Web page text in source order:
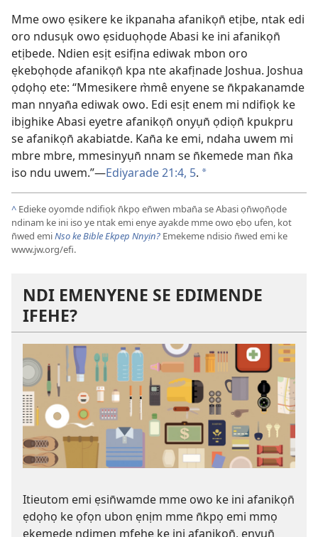
Mme owo ẹsikere ke ikpanaha afanikọn̄ etịbe, ntak edi
oro ndusụk owo ẹsiduọhọde Abasi ke ini afanikọn̄
etịbede. Ndien esịt esifịna ediwak mbon oro
ẹkebọhọde afanikọn̄ kpa nte akafịnade Joshua. Joshua
ọdọhọ ete: “Mmesikere m̀mê enyene se n̄kpakanamde
man nnyan̄a ediwak owo. Edi esịt enem mi ndifiọk ke
ibịghike Abasi eyetre afanikọn̄ onyụn̄ ọdiọn̄ kpukpru
se afanikọn̄ akabiatde. Kan̄a ke emi, ndaha uwem mi
mbre mbre, mmesinyụn̄ nnam se n̄kemede man n̄ka
iso ndu uwem.”​—Ediyarade 21:​4, 5. *
^ Edieke oyomde ndifiọk n̄kpọ en̄wen mban̄a se Abasi ọn̄wọn̄ọde
ndinam ke ini iso ye ntak emi enye ayakde mme owo ẹbọ ufen, kot
n̄wed emiNso ke Bible Ekpep Nnyịn? Emekeme ndisio n̄wed emi ke
www.jw.org/efi.
NDI EMENYENE SE EDIMENDE
IFEHE?
Itieutom emi ẹsin̄wamde mme owo ke ini afanikọn̄
ẹdọhọ ke ọfọn ubon ẹnịm mme n̄kpọ emi mmọ
ẹkemede ndimen mfehe ke ini afanikọn̄, ẹnyụn̄